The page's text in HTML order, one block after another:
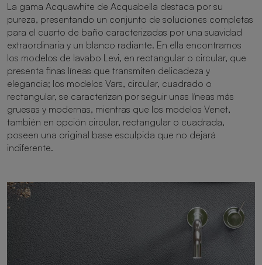
La gama Acquawhite de Acquabella destaca por su
pureza, presentando un conjunto de soluciones completas
para el cuarto de baño caracterizadas por una suavidad
extraordinaria y un blanco radiante. En ella encontramos
los modelos de lavabo Levi, en rectangular o circular, que
presenta finas líneas que transmiten delicadeza y
elegancia; los modelos Vars, circular, cuadrado o
rectangular, se caracterizan por seguir unas líneas más
gruesas y modernas, mientras que los modelos Venet,
también en opción circular, rectangular o cuadrada,
poseen una original base esculpida que no dejará
indiferente.